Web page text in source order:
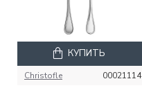
Christofle 00021114
КУПИТЬ